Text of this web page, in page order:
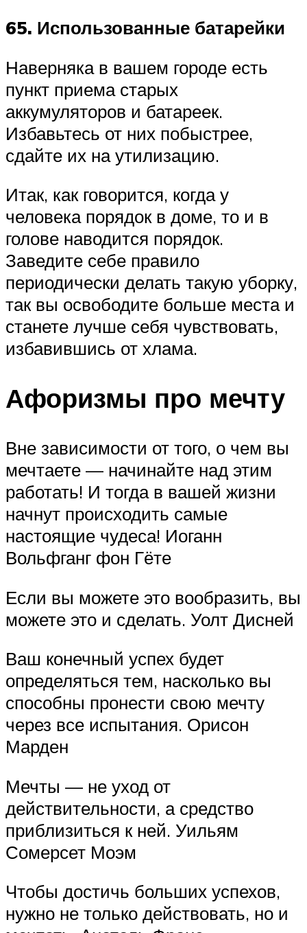
65. Использованные батарейки
Наверняка в вашем городе есть
пункт приема старых
аккумуляторов и батареек.
Избавьтесь от них побыстрее,
сдайте их на утилизацию.
Итак, как говорится, когда у
человека порядок в доме, то и в
голове наводится порядок.
Заведите себе правило
периодически делать такую уборку,
так вы освободите больше места и
станете лучше себя чувствовать,
избавившись от хлама.
Афоризмы про мечту
Вне зависимости от того, о чем вы
мечтаете — начинайте над этим
работать! И тогда в вашей жизни
начнут происходить самые
настоящие чудеса! Иоганн
Вольфганг фон Гёте
Если вы можете это вообразить, вы
можете это и сделать. Уолт Дисней
Ваш конечный успех будет
определяться тем, насколько вы
способны пронести свою мечту
через все испытания. Орисон
Марден
Мечты — не уход от
действительности, а средство
приблизиться к ней. Уильям
Сомерсет Моэм
Чтобы достичь больших успехов,
нужно не только действовать, но и